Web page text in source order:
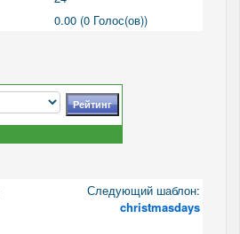
0.00 (0 Голос(ов))
Следующий шаблон:
christmasdays